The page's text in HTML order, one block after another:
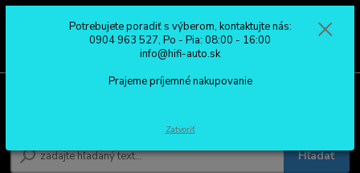
Hľadať
0904 963 527
Po - Pia: 08:00 - 16:00
Potrebujete poradiť s výberom, kontaktujte nás:
0904 963 527, Po - Pia: 08:00 - 16:00
info@hifi-auto.sk
Prajeme príjemné nakupovanie
Zatvoriť